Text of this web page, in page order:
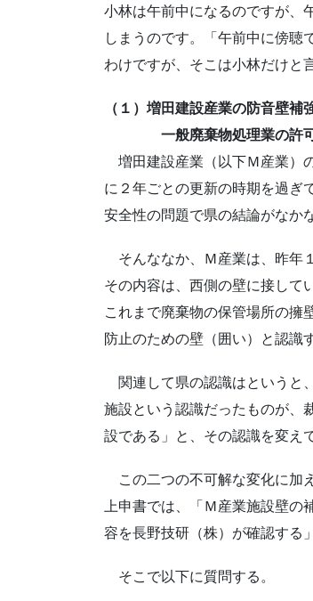
小林は午前中になるのですが、
しまうのです。「午前中に傍聴
わけですが、そこは小林だけと
（１）増田建設産業の防音壁補
一般廃棄物処理業の許可
増田建設産業（以下Ｍ産業）
に２年ごとの更新の時期を過ぎ
安全性の問題で県の結論がなか
そんななか、Ｍ産業は、昨年
その内容は、西側の壁に接して
これまで廃棄物の保管場所の擁
防止のための壁（囲い）と認識
関連して県の認識はというと
施設という認識だったものが、
設である」と、その認識を変え
この二つの不可解な変化に加
上申書では、「Ｍ産業施設壁
容を長野技研（株）が確認する
そこで以下に質問する。